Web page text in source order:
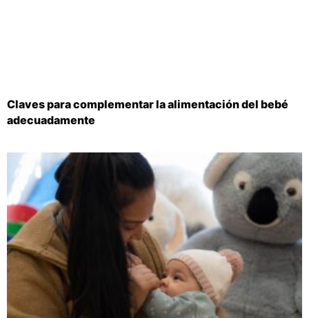
Claves para complementar la alimentación del bebé
adecuadamente